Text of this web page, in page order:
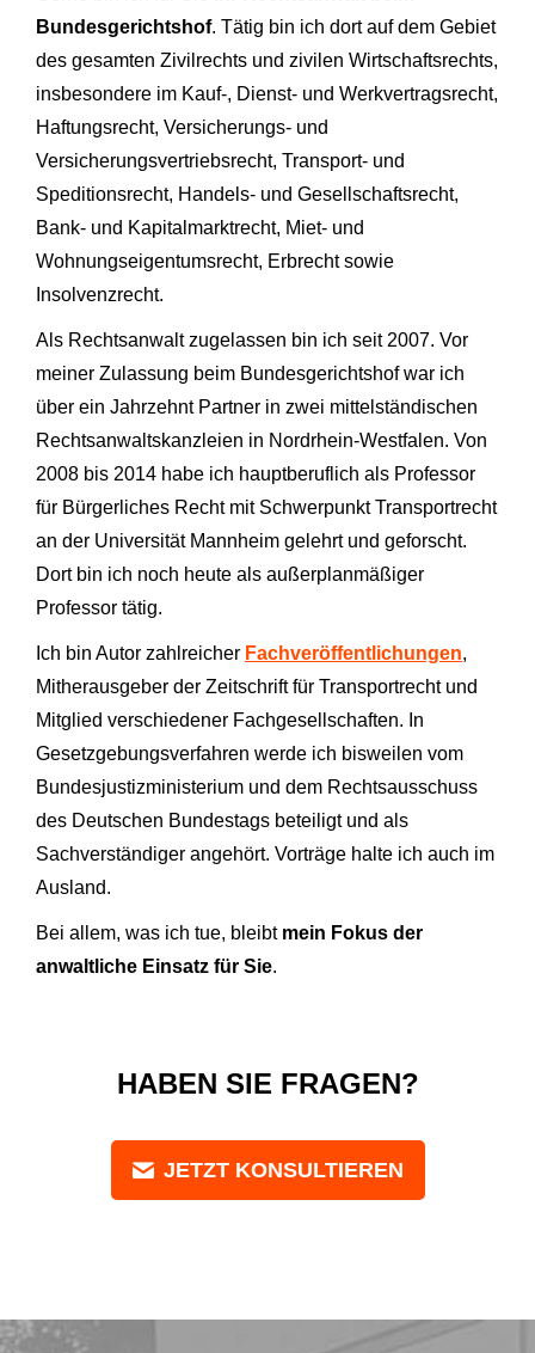
Bundesgerichtshof. Tätig bin ich dort auf dem Gebiet
des gesamten Zivilrechts und zivilen Wirtschaftsrechts,
insbesondere im Kauf-, Dienst- und Werkvertragsrecht,
Haftungsrecht, Versicherungs- und
Versicherungsvertriebsrecht, Transport- und
Speditionsrecht, Handels- und Gesellschaftsrecht,
Bank- und Kapitalmarktrecht, Miet- und
Wohnungseigentumsrecht, Erbrecht sowie
Insolvenzrecht.
Als Rechtsanwalt zugelassen bin ich seit 2007. Vor
meiner Zulassung beim Bundesgerichtshof war ich
über ein Jahrzehnt Partner in zwei mittelständischen
Rechtsanwaltskanzleien in Nordrhein-Westfalen. Von
2008 bis 2014 habe ich hauptberuflich als Professor
für Bürgerliches Recht mit Schwerpunkt Transportrecht
an der Universität Mannheim gelehrt und geforscht.
Dort bin ich noch heute als außerplanmäßiger
Professor tätig.
Ich bin Autor zahlreicher Fachveröffent­lichungen,
Mitherausgeber der Zeitschrift für Transportrecht und
Mitglied verschiedener Fachgesellschaften. In
Gesetzgebungsverfahren werde ich bisweilen vom
Bundesjustizministerium und dem Rechtsausschuss
des Deutschen Bundestags beteiligt und als
Sachverständiger angehört. Vorträge halte ich auch im
Ausland.
Bei allem, was ich tue, bleibt mein Fokus der
anwaltliche Einsatz für Sie.
HABEN SIE FRAGEN?
JETZT KONSULTIEREN